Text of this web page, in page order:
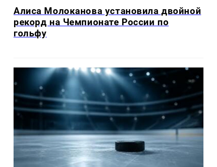
Алиса Молоканова установила двойной
рекорд на Чемпионате России по
гольфу